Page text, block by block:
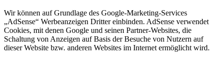
Wir können auf Grundlage des Google-Marketing-Services
„AdSense“ Werbeanzeigen Dritter einbinden. AdSense verwendet
Cookies, mit denen Google und seinen Partner-Websites, die
Schaltung von Anzeigen auf Basis der Besuche von Nutzern auf
dieser Website bzw. anderen Websites im Internet ermöglicht wird.